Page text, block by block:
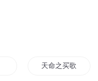
天命之买歌笑